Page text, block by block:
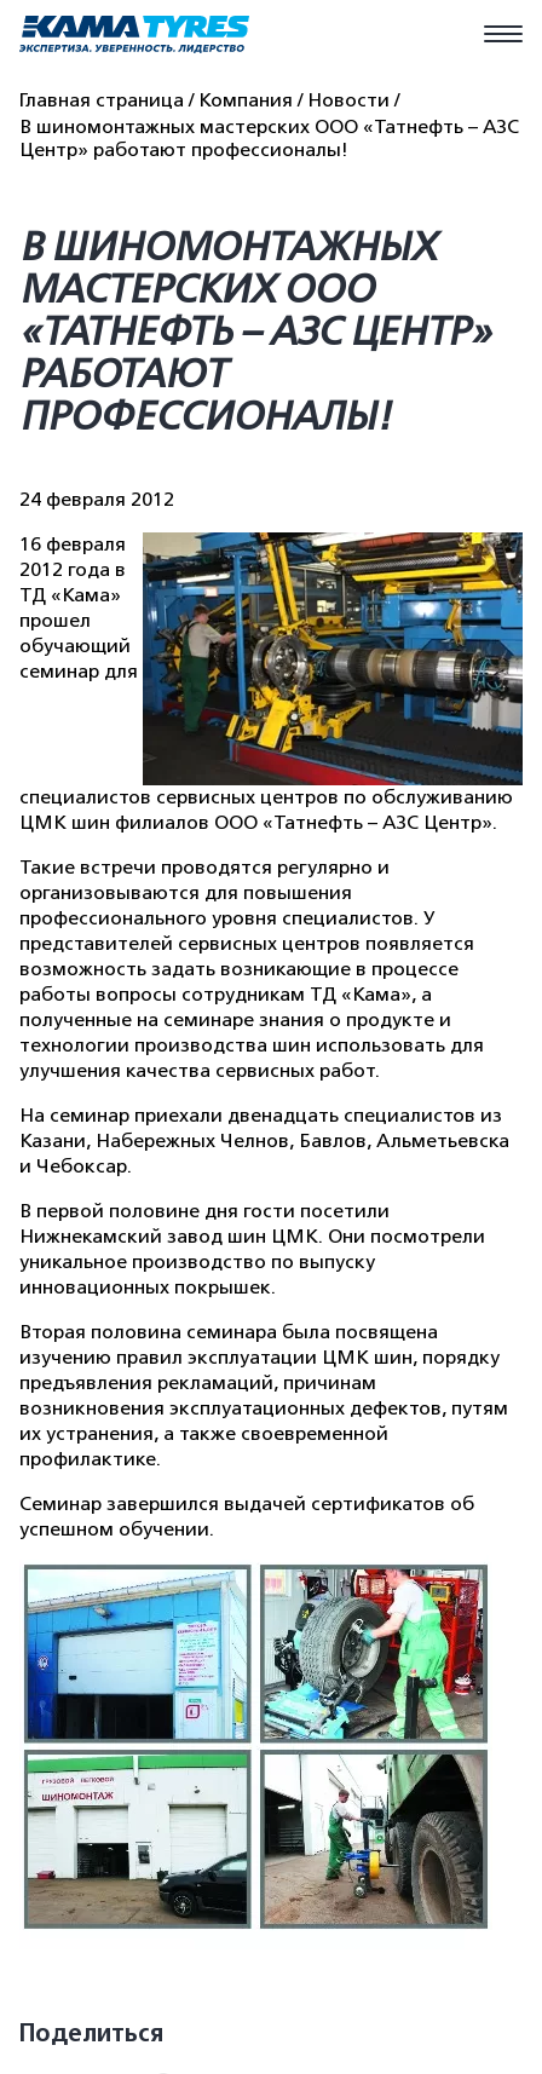
Главная страница Компания
Новости
В шиномонтажных мастерских ООО «Татнефть – АЗС
Центр» работают профессионалы!
В ШИНОМОНТАЖНЫХ
МАСТЕРСКИХ ООО
«ТАТНЕФТЬ – АЗС ЦЕНТР»
РАБОТАЮТ
ПРОФЕССИОНАЛЫ!
24 февраля 2012
16 февраля
2012 года в
ТД «Кама»
прошел
обучающий
семинар для
специалистов сервисных центров по обслуживанию
ЦМК шин филиалов ООО «Татнефть – АЗС Центр».
Такие встречи проводятся регулярно и
организовываются для повышения
профессионального уровня специалистов. У
представителей сервисных центров появляется
возможность задать возникающие в процессе
работы вопросы сотрудникам ТД «Кама», а
полученные на семинаре знания о продукте и
технологии производства шин использовать для
улучшения качества сервисных работ.
На семинар приехали двенадцать специалистов из
Казани, Набережных Челнов, Бавлов, Альметьевска
и Чебоксар.
В первой половине дня гости посетили
Нижнекамский завод шин ЦМК. Они посмотрели
уникальное производство по выпуску
инновационных покрышек.
Вторая половина семинара была посвящена
изучению правил эксплуатации ЦМК шин, порядку
предъявления рекламаций, причинам
возникновения эксплуатационных дефектов, путям
их устранения, а также своевременной
профилактике.
Семинар завершился выдачей сертификатов об
успешном обучении.
Поделиться